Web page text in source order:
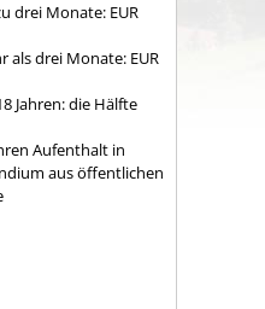
drei Monate: EUR
als drei Monate: EUR
Jahren: die Hälfte
Aufenthalt in
aus öffentlichen